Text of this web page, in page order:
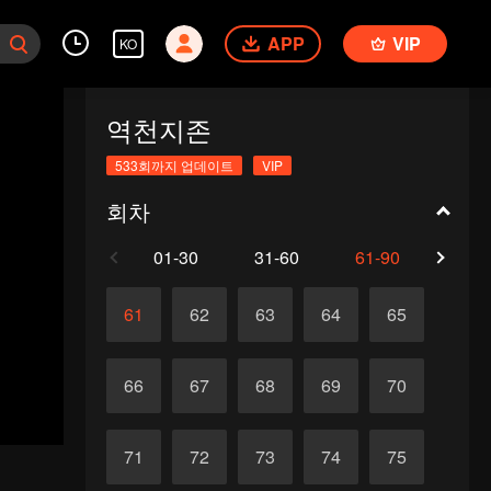
KO APP VIP
역천지존
533회까지 업데이트 VIP
회차
01-30 31-60 61-90
61 62 63 64 65
66 67 68 69 70
71 72 73 74 75